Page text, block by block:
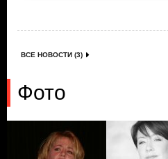
ВСЕ НОВОСТИ (3)
Фото